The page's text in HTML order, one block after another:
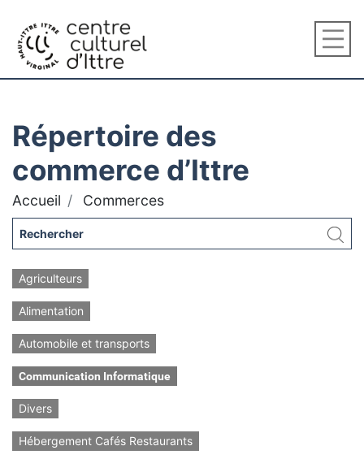
Répertoire des
commerce d’Ittre
Accueil Commerces
Agriculteurs
Alimentation
Automobile et transports
Communication Informatique
Divers
Hébergement Cafés Restaurants